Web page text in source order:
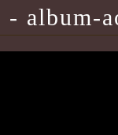
- album-